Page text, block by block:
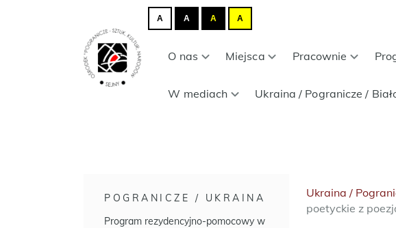
A A A A
O nas Miejsca Pracownie
W mediach Ukraina / Pogranicze /
POGRANICZE / UKRAINA
Program rezydencyjno-pomocowy w
Ukraina /
poetyckie z